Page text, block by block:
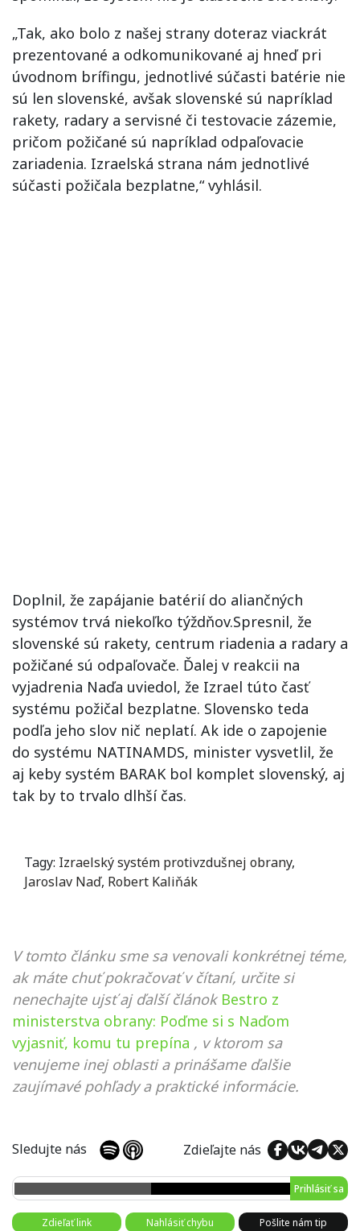
„Tak, ako bolo z našej strany doteraz viackrát
prezentované a odkomunikované aj hneď pri
úvodnom brífingu, jednotlivé súčasti batérie nie
sú len slovenské, avšak slovenské sú napríklad
rakety, radary a servisné či testovacie zázemie,
pričom požičané sú napríklad odpaľovacie
zariadenia. Izraelská strana nám jednotlivé
súčasti požičala bezplatne,“ vyhlásil.
Doplnil, že zapájanie batérií do aliančných
systémov trvá niekoľko týždňov.Spresnil, že
slovenské sú rakety, centrum riadenia a radary a
požičané sú odpaľovače. Ďalej v reakcii na
vyjadrenia Naďa uviedol, že Izrael túto časť
systému požičal bezplatne. Slovensko teda
podľa jeho slov nič neplatí. Ak ide o zapojenie
do systému NATINAMDS, minister vysvetlil, že
aj keby systém BARAK bol komplet slovenský, aj
tak by to trvalo dlhší čas.
Tagy: Izraelský systém protivzdušnej obrany,
Jaroslav Naď, Robert Kaliňák
V tomto článku sme sa venovali konkrétnej téme,
ak máte chuť pokračovať v čítaní, určite si
nenechajte ujsť aj ďalší článok Bestro z
ministerstva obrany: Poďme si s Naďom
vyjasniť, komu tu prepína , v ktorom sa
venujeme inej oblasti a prinášame ďalšie
zaujímavé pohľady a praktické informácie.
Sledujte nás Zdieľajte nás
Prihlásiť sa
Zdieľať link Nahlásiť chybu Pošlite nám tip